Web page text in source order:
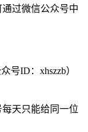
通过微信公众号中
号ID：xhszzb）
天只能给同一位